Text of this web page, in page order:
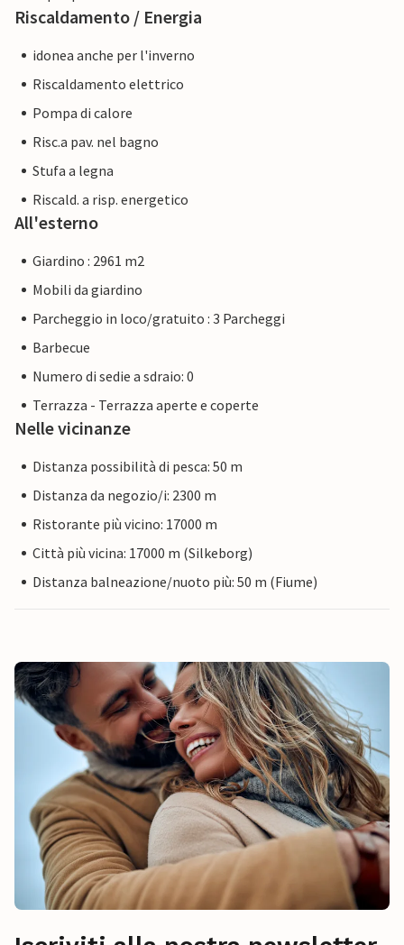
Riscaldamento / Energia
idonea anche per l'inverno
Riscaldamento elettrico
Pompa di calore
Risc.a pav. nel bagno
Stufa a legna
Riscald. a risp. energetico
All'esterno
Giardino : 2961 m2
Mobili da giardino
Parcheggio in loco/gratuito : 3 Parcheggi
Barbecue
Numero di sedie a sdraio: 0
Terrazza - Terrazza aperte e coperte
Nelle vicinanze
Distanza possibilità di pesca: 50 m
Distanza da negozio/i: 2300 m
Ristorante più vicino: 17000 m
Città più vicina: 17000 m (Silkeborg)
Distanza balneazione/nuoto più: 50 m (Fiume)